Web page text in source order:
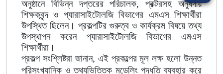
অনুষ্ঠানে বিভিন্ন দপ্তরের পরিচালক, প্রক্টরসহ অনুষদীয়
শিক্ষকবৃন্দ ও প্যারাসাইটোলজি বিভাগের এমএস শিক্ষার্থীরা
উপস্থিত ছিলেন। প্রকল্পটির গুরুত্ব ও কার্যক্রম বিষয়ে তথ্য
উপস্থাপন করেন প্যারাসাইটোলজি বিভাগের এমএস
শিক্ষার্থীরা।
প্রকল্প সংশ্লিষ্টরা জানান, এই প্রকল্পের মূল লক্ষ হলো উন্নত
পরিসংখ্যানিক ও তথ্যভিত্তিক মডেলিং পদ্ধতি ব্যবহার করে